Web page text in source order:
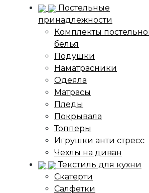
Постельные
принадлежности
Комплекты
белья
Подушки
Наматрасники
Одеяла
Матрасы
Пледы
Покрывала
Топперы
Игрушки анти стресс
Чехлы на диван
Текстиль для кухни
Скатерти
Салфетки